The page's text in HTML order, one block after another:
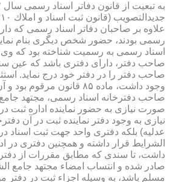
علاوه بر صاحبان دفاتر اسناد رسمی كه
رسمی بودند، حضور شخص دیگری بنام
اسناد رسمی به رسمیت شناخته بود كه وی
صاحب دفتر، دارای دفتری باشد كه عین
صاحب دفتر را در دفتر خود درج نماید.
وجود داشت، ماده ۸۵ قانون
صاحب دفترخانه اسناد رسمی، مجتهد
صورت نیازی به حضور نماینده اداره ثبت
نیازی به وجود دفتر نماینده ثبت در آن
عدلیه) بلكه دفتری واحد جهت ثبت اسناد
الشرایط قرار داشته و همچنین دفتری در
داشت، تا سندی كه مطابق مقررات از
صادر شده و انتساب امضاء مجتهد جامع
مسلم باشد، به وسیله اجزاء ثبت در دفتر